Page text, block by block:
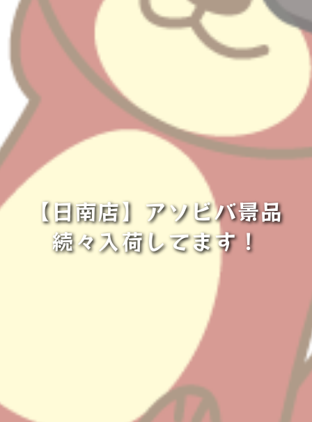
【日南店】アソビバ景品
続々入荷してます！